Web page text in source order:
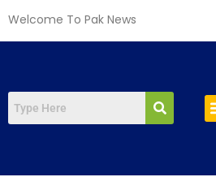
Welcome To Pak News